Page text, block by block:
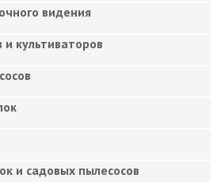
видения
культиваторов
и садовых пылесосов